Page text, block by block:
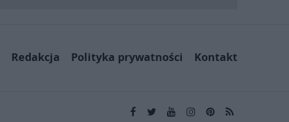
Redakcja Polityka prywatności Kontakt